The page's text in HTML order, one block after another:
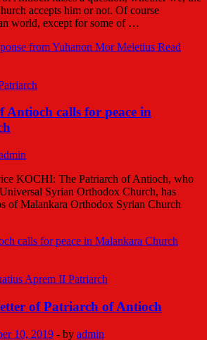
accepts him or not. Of course
world, except for some of …
from Yuhanon Mor Meletius Read
Antioch calls for peace in
KOCHI: The Patriarch of Antioch, who
Syrian Orthodox Church, has
of Malankara Orthodox Syrian Church
calls for peace in Malankara Church
Aprem II Patriarch
of Patriarch of Antioch
10, 2019 - by admin